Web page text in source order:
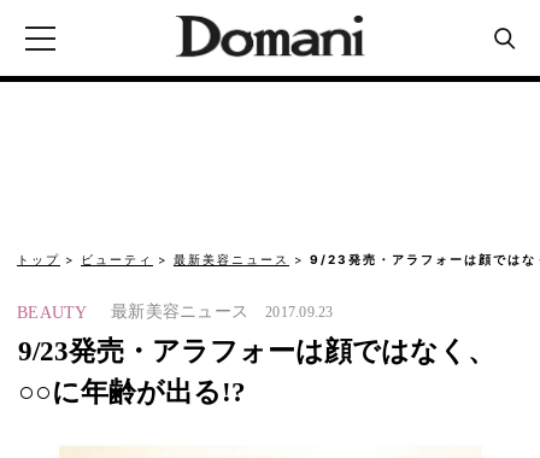
トップ ビューティ 最新美容ニュース 9/23発売・アラフォーは顔では
BEAUTY 最新美容ニュース 2017.09.23
9/23発売・アラフォーは顔ではなく、
○○に年齢が出る!?